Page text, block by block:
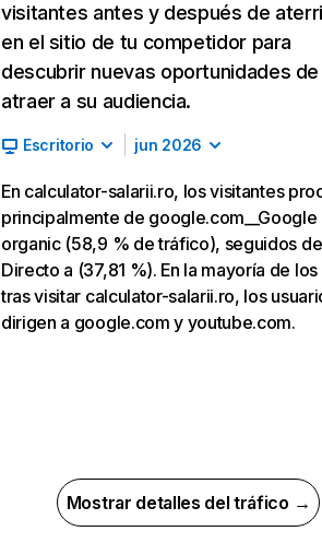
visitantes antes y después de
en el sitio de tu competidor para
descubrir nuevas oportunidades de
atraer a su audiencia.
Escritorio jun 2026
En calculator-salarii.ro, los visitantes
principalmente de google.com__Google
organic (58,9 % de tráfico), seguidos de
Directo a (37,81 %). En la mayoría de
tras visitar calculator-salarii.ro, los
dirigen a google.com y youtube.com.
Mostrar detalles del tráfico →